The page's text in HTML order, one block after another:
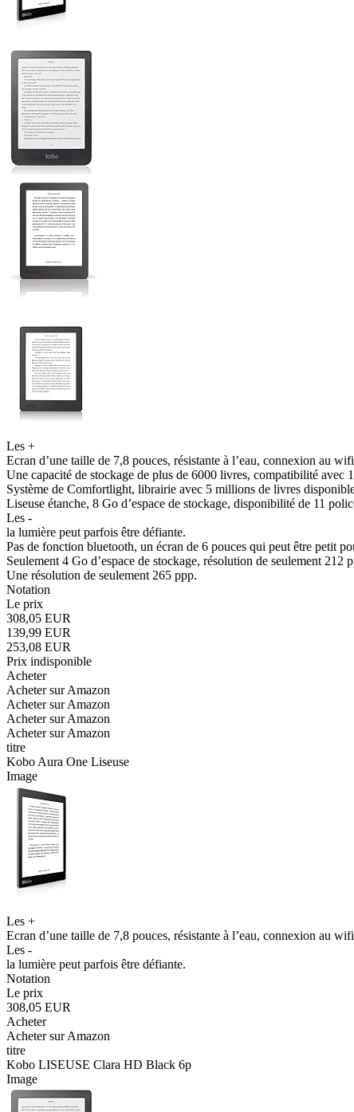
Les +
Ecran d’une taille de 7,8 pouces, résistante à l’eau, connexion au
Une capacité de stockage de plus de 6000 livres, compatibilité avec
Système de Comfortlight, librairie avec 5 millions de livres
Liseuse étanche, 8 Go d’espace de stockage, disponibilité de 11
Les -
la lumière peut parfois être défiante.
Pas de fonction bluetooth, un écran de 6 pouces qui peut être petit
Seulement 4 Go d’espace de stockage, résolution de seulement 212
Une résolution de seulement 265 ppp.
Notation
Le prix
308,05 EUR
139,99 EUR
253,08 EUR
Prix indisponible
Acheter
Acheter sur Amazon
Acheter sur Amazon
Acheter sur Amazon
Acheter sur Amazon
titre
Kobo Aura One Liseuse
Image
Les +
Ecran d’une taille de 7,8 pouces, résistante à l’eau, connexion au
Les -
la lumière peut parfois être défiante.
Notation
Le prix
308,05 EUR
Acheter
Acheter sur Amazon
titre
Kobo LISEUSE Clara HD Black 6p
Image